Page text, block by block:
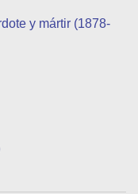
y mártir (1878-